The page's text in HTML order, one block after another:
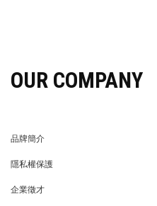
OUR COMPANY
品牌簡介
隱私權保護
企業徵才